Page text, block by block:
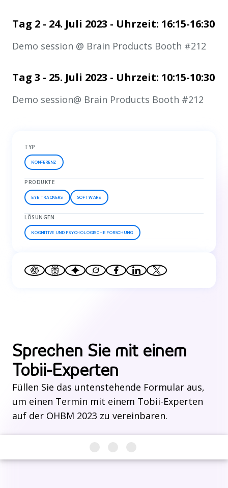
Tag 2 - 24. Juli 2023 - Uhrzeit: 16:15-16:30
Demo session @ Brain Products Booth #212
Tag 3 - 25. Juli 2023 - Uhrzeit: 10:15-10:30
Demo session@ Brain Products Booth #212
TYP
KONFERENZ
PRODUKTE
EYE TRACKERS SOFTWARE
LÖSUNGEN
KOGNITIVE UND PSYCHOLOGISCHE FORSCHUNG
Sprechen Sie mit einem
Tobii-Experten
Füllen Sie das untenstehende Formular aus,
um einen Termin mit einem Tobii-Experten
auf der OHBM 2023 zu vereinbaren.